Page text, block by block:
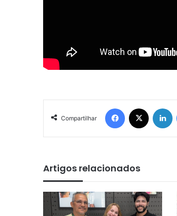
Compartilhar
Artigos relacionados